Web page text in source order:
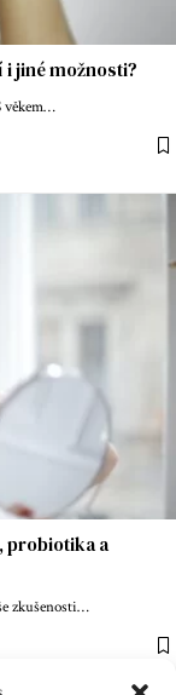
i jiné možnosti?
věkem…
probiotika a
zkušenosti…